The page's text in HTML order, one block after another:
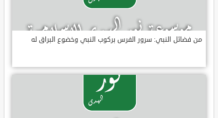
من فضائل النبي: سرور الفرس بركوب النبي وخضوع البراق له